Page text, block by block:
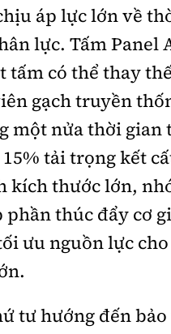
áp lực lớn về
lực. Tấm Panel
tấm có thể thay
gạch truyền
một nửa thời gian
15% tải trọng kết
kích thước lớn,
phần thúc đẩy cơ
ưu nguồn lực
tư hướng đến bảo